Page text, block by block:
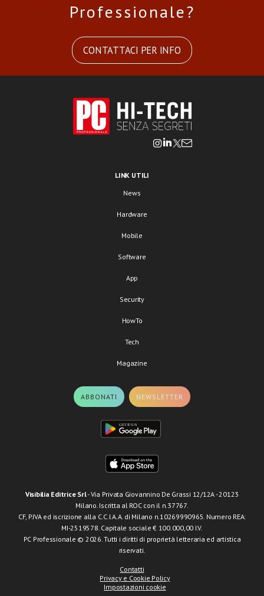
Professionale?
CONTATTACI PER INFO
LINK UTILI
News
Hardware
Mobile
Software
App
Security
HowTo
Tech
Magazine
ABBONATI NEWSLETTER
Visibilia Editrice Srl- Via Privata Giovannino De Grassi 12/12A - 20123
Milano. Iscritta al ROC con il n.37767.
CF, P.IVA ed iscrizione alla C.C.I.A.A. di Milano n.10269990965. Numero REA:
MI-2519578. Capitale sociale € 100.000,00 I.V.
PC Professionale © 2026. Tutti i diritti di proprietà letteraria ed artistica
riservati.
Contatti
Privacy e Cookie Policy
Impostazioni cookie